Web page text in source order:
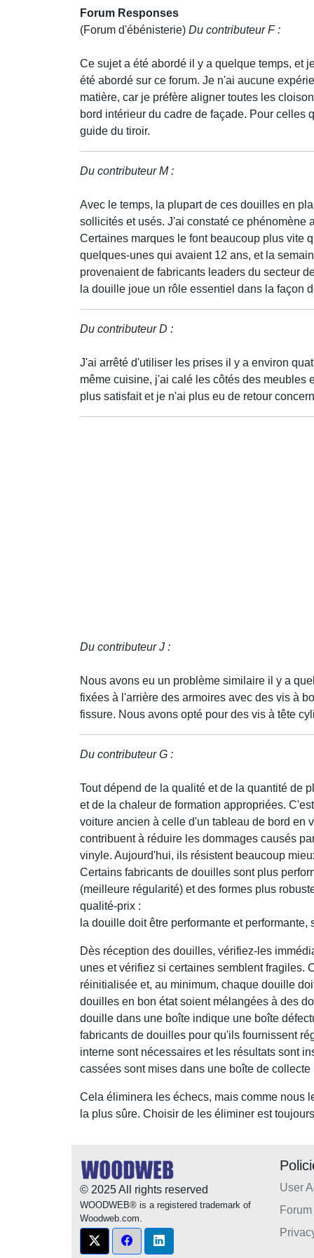
Forum Responses
(Forum d'ébénisterie) Du contributeur F :
Ce sujet a été abordé il y a quelque temps, et
été abordé sur ce forum. Je n'ai aucune
matière, car je préfère aligner toutes les
bord intérieur du cadre de façade. Pour celles
guide du tiroir.
Du contributeur M :
Avec le temps, la plupart de ces douilles en
sollicités et usés. J'ai constaté ce phénomène
Certaines marques le font beaucoup plus vite
quelques-unes qui avaient 12 ans, et la
provenaient de fabricants leaders du secteur
la douille joue un rôle essentiel dans la façon
Du contributeur D :
J'ai arrêté d'utiliser les prises il y a environ
même cuisine, j'ai calé les côtés des meubles
plus satisfait et je n'ai plus eu de retour
Du contributeur J :
Nous avons eu un problème similaire il y a
fixées à l'arrière des armoires avec des vis à
fissure. Nous avons opté pour des vis à tête
Du contributeur G :
Tout dépend de la qualité et de la quantité de
et de la chaleur de formation appropriées.
voiture ancien à celle d'un tableau de bord en
contribuent à réduire les dommages causés
vinyle. Aujourd'hui, ils résistent beaucoup
Certains fabricants de douilles sont plus
(meilleure régularité) et des formes plus
qualité-prix :
la douille doit être performante et performante,
Dès réception des douilles, vérifiez-les
unes et vérifiez si certaines semblent fragiles.
réinitialisée et, au minimum, chaque douille
douilles en bon état soient mélangées à des
douille dans une boîte indique une boîte
fabricants de douilles pour qu'ils fournissent
interne sont nécessaires et les résultats sont
cassées sont mises dans une boîte de
Cela éliminera les échecs, mais comme nous
la plus sûre. Choisir de les éliminer est
© 2025 All rights reserved
WOODWEB® is a registered trademark of
Woodweb.com.
User